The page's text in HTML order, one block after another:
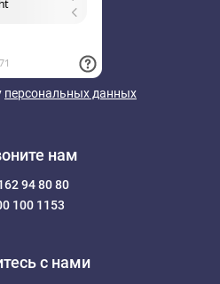
персональных данных
нам
94 80 80
100 1153
с нами